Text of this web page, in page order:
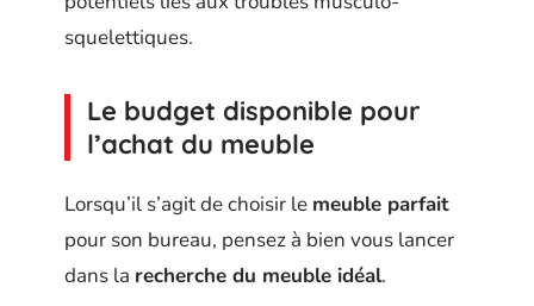
squelettiques.
Le budget disponible pour
l’achat du meuble
Lorsqu’il s’agit de choisir le meuble parfait
pour son bureau, pensez à bien vous lancer
dans la recherche du meuble idéal.